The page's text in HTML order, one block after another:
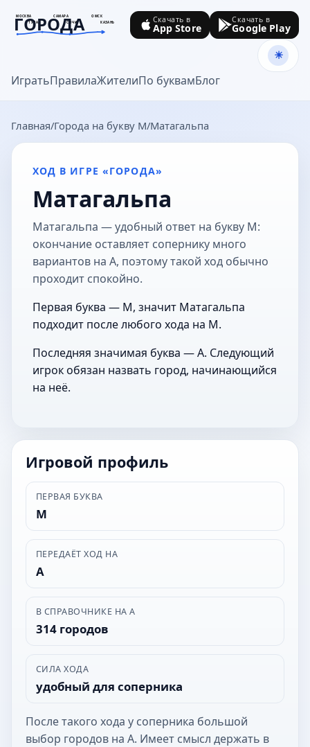
МОСКВА САМАРА
ОМСК
ТУЛА
СОЧИ КАЗАНЬ
ГОРОДА
goroda-na.ru
ИгратьПравилаЖителиПо буквамБлог
Скачать в
App Store
Скачать в
Google Play
Главная Города на букву М Матагальпа
ХОД В ИГРЕ «ГОРОДА»
Матагальпа
Матагальпа — удобный ответ на букву М:
окончание оставляет сопернику много
вариантов на А, поэтому такой ход обычно
проходит спокойно.
Первая буква — М, значит Матагальпа
подходит после любого хода на М.
Последняя значимая буква — А. Следующий
игрок обязан назвать город, начинающийся
на неё.
Игровой профиль
ПЕРВАЯ БУКВА
М
ПЕРЕДАЁТ ХОД НА
А
В СПРАВОЧНИКЕ НА А
314 городов
СИЛА ХОДА
удобный для соперника
После такого хода у соперника большой
выбор городов на А. Имеет смысл держать в